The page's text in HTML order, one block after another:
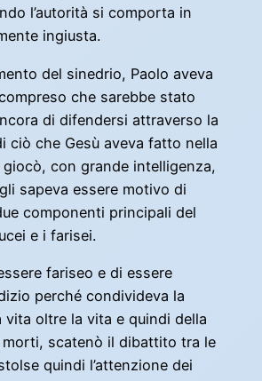
l’autorità si comporta in
ingiusta.
del sinedrio, Paolo aveva
che sarebbe stato
di difendersi attraverso la
ciò che Gesù aveva fatto nella
con grande intelligenza,
sapeva essere motivo di
componenti principali del
e i farisei.
fariseo e di essere
perché condivideva la
vita oltre la vita e quindi della
morti, scatenò il dibattito tra le
quindi l’attenzione dei